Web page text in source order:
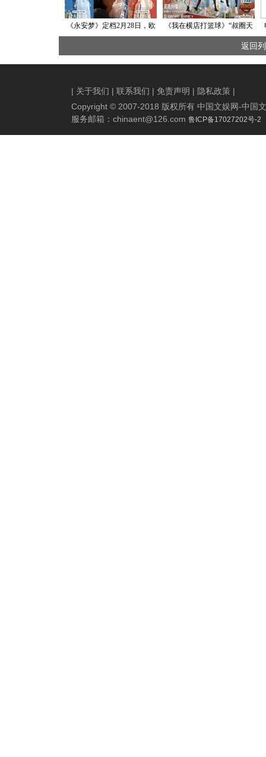
《永安梦》定档2月28日，欧
迷雾
《我在横店打篮球》“叔圈天
菜”组团来袭，“横冲直上
队”再遇强敌！
返回
| 关于我们 | 联系我们 | 免责声明 | 隐私政策 |
Copyright © 2007-2018 版权所有 中国文娱网-中国
服务邮箱： chinaent@126.com 鲁ICP备17027202号-2